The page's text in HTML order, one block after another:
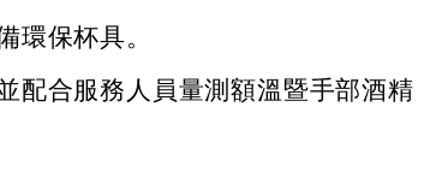
環保杯具。
配合服務人員量測額溫暨手部酒精